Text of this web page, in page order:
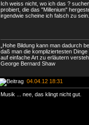
Ich weiss nicht, wo ich das ?
probiert, die das "Millenium"
irgendwie scheine ich falsch zu sein.
„Hohe Bildung kann man dadurch
daß man die kompliziertesten Dinge
auf einfache Art zu erläutern
George Bernard Shaw
04.04.12 18:31
Musik ... nee, das klingt nicht gut.